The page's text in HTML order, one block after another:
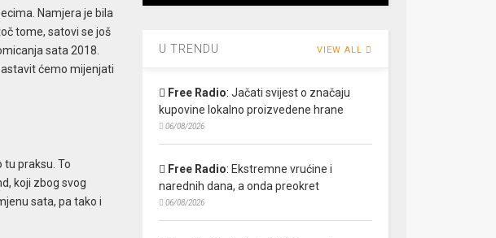
Namjera je bila
tome, satovi se još
sata 2018.
ćemo mijenjati
tu praksu. To
koji zbog svog
sata, pa tako i
U TRENDU VIEW ALL
Free Radio: Jačati svijest o značaju
kupovine lokalno proizvedene hrane
06/08/2026
Free Radio: Ekstremne vrućine i
narednih dana, a onda preokret
06/08/2026